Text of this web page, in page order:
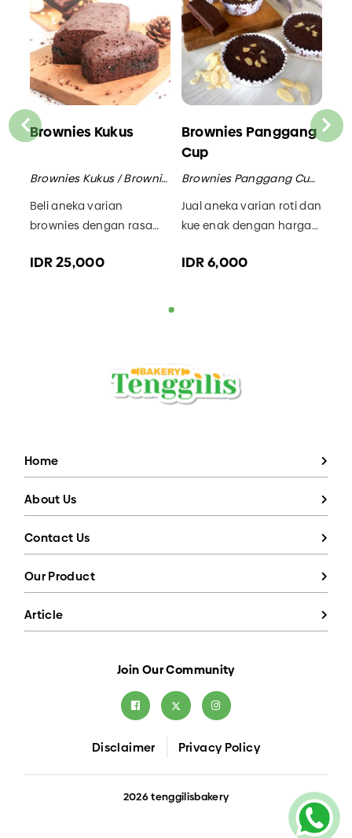
Brownies Kukus
Brownies Kukus / Brownies
Beli aneka varian
brownies dengan rasa
terjangkau di Bakery
IDR 25,000
Brownies Panggang
Cup
Brownies Panggang Cup / Brownies
Jual aneka varian roti dan
kue enak dengan harga
Tenggilis. Menerima
IDR 6,000
Home
About Us
Contact Us
Our Product
Article
Join Our Community
Disclaimer Privacy Policy
2026 tenggilisbakery